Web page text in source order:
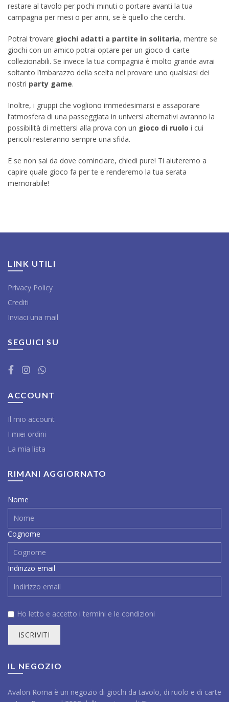
restare al tavolo per pochi minuti o portare avanti la tua
campagna per mesi o per anni, se è quello che cerchi.
Potrai trovare giochi adatti a partite in solitaria, mentre se
giochi con un amico potrai optare per un gioco di carte
collezionabili. Se invece la tua compagnia è molto grande avrai
soltanto l’imbarazzo della scelta nel provare uno qualsiasi dei
nostri party game.
Inoltre, i gruppi che vogliono immedesimarsi e assaporare
l’atmosfera di una passeggiata in universi alternativi avranno la
possibilità di mettersi alla prova con un gioco di ruolo i cui
pericoli resteranno sempre una sfida.
E se non sai da dove cominciare, chiedi pure! Ti aiuteremo a
capire quale gioco fa per te e renderemo la tua serata
memorabile!
LINK UTILI
Privacy Policy
Crediti
Inviaci una mail
SEGUICI SU
ACCOUNT
Il mio account
I miei ordini
La mia lista
RIMANI AGGIORNATO
Nome
Cognome
Indirizzo email
Ho letto e accetto i termini e le condizioni
IL NEGOZIO
Avalon Roma è un negozio di giochi da tavolo, di ruolo e di carte